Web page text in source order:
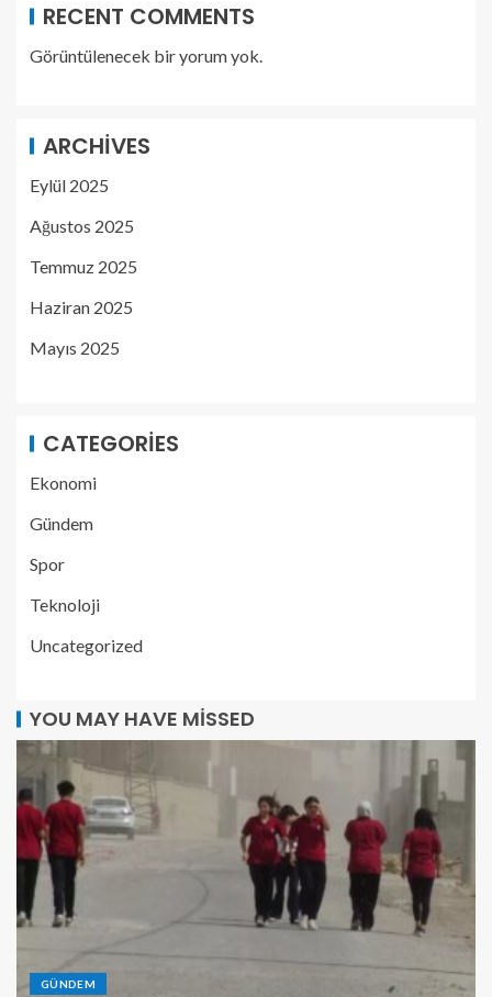
RECENT COMMENTS
Görüntülenecek bir yorum yok.
ARCHIVES
Eylül 2025
Ağustos 2025
Temmuz 2025
Haziran 2025
Mayıs 2025
CATEGORIES
Ekonomi
Gündem
Spor
Teknoloji
Uncategorized
YOU MAY HAVE MISSED
GÜNDEM